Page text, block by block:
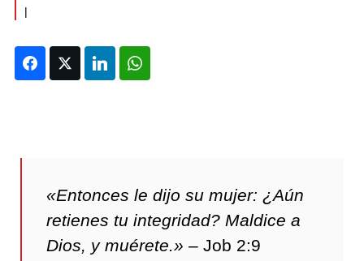
|
FacebookTwitter LinkedIn
«Entonces le dijo su mujer: ¿Aún
retienes tu integridad? Maldice a
Dios, y muérete.» – Job 2:9